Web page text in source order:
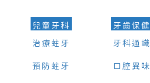
兒童牙科
治療蛀牙
預防蛀牙
牙齒保健
牙科通識
口腔異味